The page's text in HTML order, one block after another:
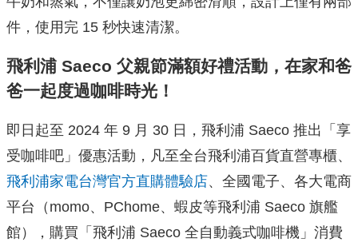
件，使用完 15 秒快速清潔。
飛利浦 Saeco 父親節滿額好禮活動，在家和爸
爸一起度過咖啡時光！
即日起至 2024 年 9 月 30 日，飛利浦 Saeco 推出「享
受咖啡吧」優惠活動，凡至全台飛利浦百貨直營專櫃、
飛利浦家電台灣官方直購體驗店、全國電子、各大電商
平台（momo、PChome、蝦皮等飛利浦 Saeco 旗艦
館），購買「飛利浦 Saeco 全自動義式咖啡機」消費